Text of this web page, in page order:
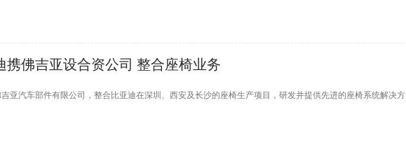
携佛吉亚设合资公司 整合座椅业务
汽车部件有限公司，整合比亚迪在深圳、西安及长沙的座椅生产项目，研发并提供先进的座椅系统解决方